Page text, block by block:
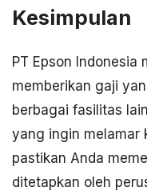
Kesimpulan
PT Epson Indonesia
memberikan gaji
berbagai fasilitas
yang ingin melamar
pastikan Anda
ditetapkan oleh